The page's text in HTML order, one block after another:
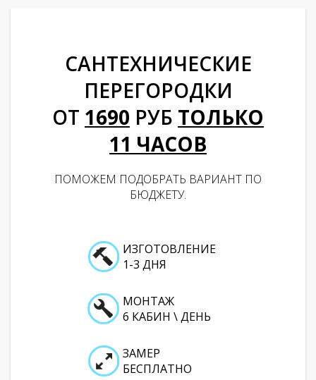
САНТЕХНИЧЕСКИЕ
ПЕРЕГОРОДКИ
ОТ 1690 РУБ ТОЛЬКО
11 ЧАСОВ
ПОМОЖЕМ ПОДОБРАТЬ ВАРИАНТ ПО
БЮДЖЕТУ.
ИЗГОТОВЛЕНИЕ
1-3 ДНЯ
МОНТАЖ
6 КАБИН \ ДЕНЬ
ЗАМЕР
БЕСПЛАТНО